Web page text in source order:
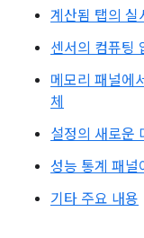
계산됨 탭의 실
센서의 컴퓨팅
메모리 패널에
체
설정의 새로운
성능 통계 패널
기타 주요 내용